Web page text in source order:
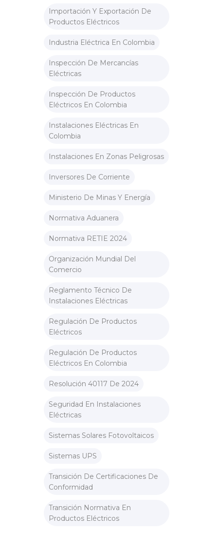
Importación Y Exportación De
Productos Eléctricos
Industria Eléctrica En Colombia
Inspección De Mercancías
Eléctricas
Inspección De Productos
Eléctricos En Colombia
Instalaciones Eléctricas En
Colombia
Instalaciones En Zonas Peligrosas
Inversores De Corriente
Ministerio De Minas Y Energía
Normativa Aduanera
Normativa RETIE 2024
Organización Mundial Del
Comercio
Reglamento Técnico De
Instalaciones Eléctricas
Regulación De Productos
Eléctricos
Regulación De Productos
Eléctricos En Colombia
Resolución 40117 De 2024
Seguridad En Instalaciones
Eléctricas
Sistemas Solares Fotovoltaicos
Sistemas UPS
Transición De Certificaciones De
Conformidad
Transición Normativa En
Productos Eléctricos